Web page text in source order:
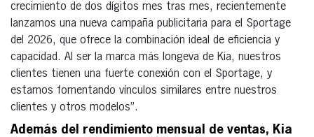
crecimiento de dos dígitos mes tras mes, recientemente
lanzamos una nueva campaña publicitaria para el Sportage
del 2026, que ofrece la combinación ideal de eficiencia y
capacidad. Al ser la marca más longeva de Kia, nuestros
clientes tienen una fuerte conexión con el Sportage, y
estamos fomentando vínculos similares entre nuestros
clientes y otros modelos”.
Además del rendimiento mensual de ventas, Kia